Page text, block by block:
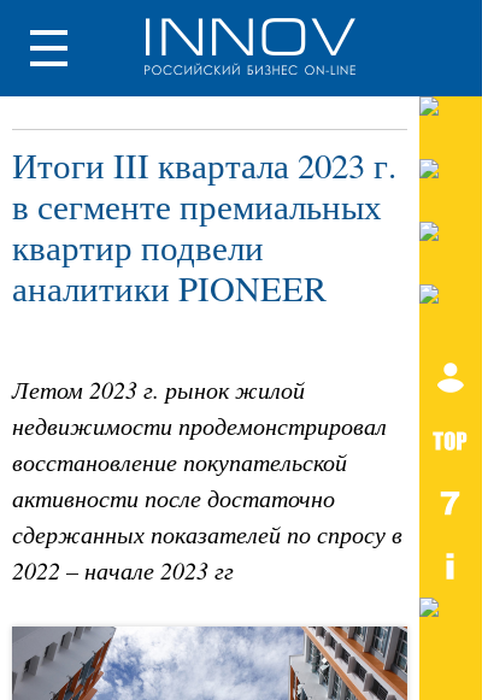
Итоги III квартала 2023 г.
в сегменте премиальных
квартир подвели
аналитики PIONEER
Летом 2023 г. рынок жилой
недвижимости продемонстрировал
восстановление покупательской
активности после достаточно
сдержанных показателей по спросу в
2022 – начале 2023 гг